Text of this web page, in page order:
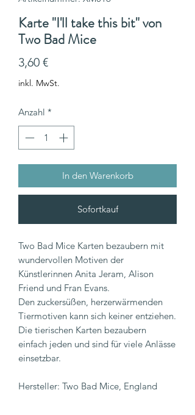
Karte "I'll take this bit" von
Two Bad Mice
3,60 €Preis
inkl. MwSt.
Anzahl *
In den Warenkorb
Sofortkauf
Two Bad Mice Karten bezaubern mit
wundervollen Motiven der
Künstlerinnen Anita Jeram, Alison
Friend und Fran Evans.
Den zuckersüßen, herzerwärmenden
Tiermotiven kann sich keiner entziehen.
Die tierischen Karten bezaubern
einfach jeden und sind für viele Anlässe
einsetzbar.
Hersteller: Two Bad Mice, England